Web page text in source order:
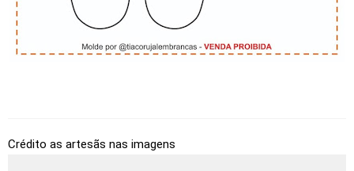
Crédito as artesãs nas imagens